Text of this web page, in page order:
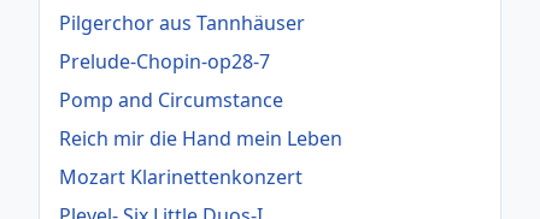
Pilgerchor aus Tannhäuser
Prelude-Chopin-op28-7
Pomp and Circumstance
Reich mir die Hand mein Leben
Mozart Klarinettenkonzert